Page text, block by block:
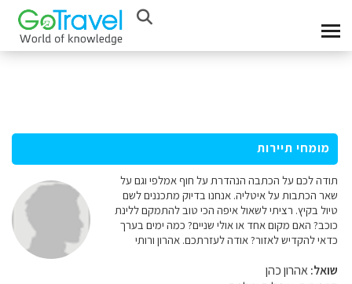
מומחי תיירות
תודה לכם על הכתבה הנהדרת על חוף אמלפי וגם על
שאר הכתבות על איטליה. אנחנו בדיוק מתכננים לשם
טיול בקיץ. רציתי לשאול איפה הכי טוב להתמקם ללינת
כוכב? האם מקום אחד או אולי שניים? כמה ימים בערך
כדאי להקדיש לאזור? אודה לעזרתכם. אהרון ורותי
שואל:אהרון כהן